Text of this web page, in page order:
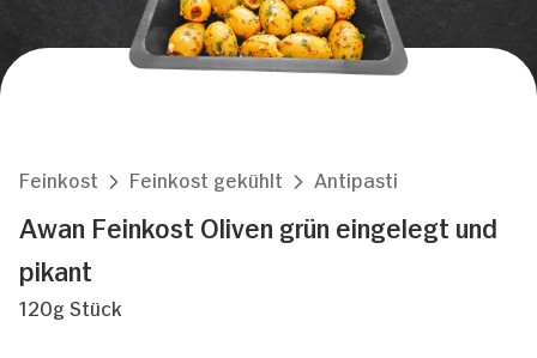
Feinkost Feinkost gekühlt Antipasti
Awan Feinkost Oliven grün eingelegt und
pikant
120g Stück